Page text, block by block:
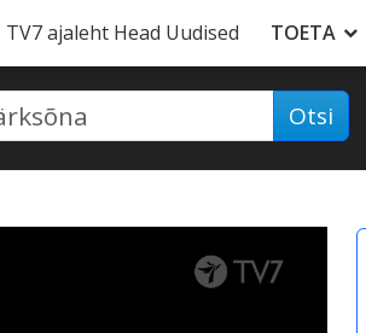
TV7 ajaleht Head Uudised TOETA
Otsi